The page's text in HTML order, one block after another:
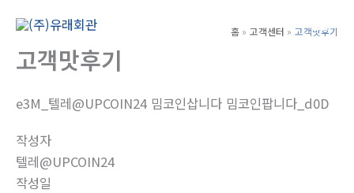
Main
홈 고객센터 고객맛후기
고객맛후기
e3M_텔레@UPCOIN24 밈코인삽니다 밈코인팝니다_d0D
작성자
텔레@UPCOIN24
작성일